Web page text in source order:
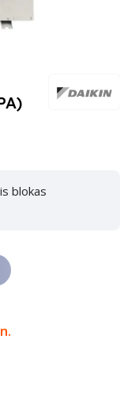
blokas